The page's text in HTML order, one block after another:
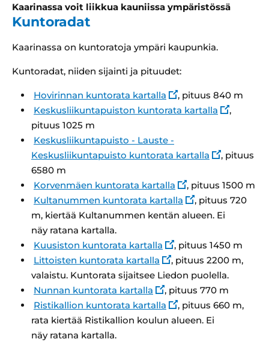
Kaarinassa voit liikkua kauniissa ympäristössä
Kuntoradat
Kaarinassa on kuntoratoja ympäri kaupunkia.
Kuntoradat, niiden sijainti ja pituudet:
Hovirinnan kuntorata kartalla
, pituus 840 m
Keskusliikuntapuiston kuntorata kartalla
,
pituus 1025 m
Keskusliikuntapuisto - Lauste -
Keskusliikuntapuisto kuntorata kartalla
, pituus
6580 m
Korvenmäen kuntorata kartalla
, pituus 1500 m
Kultanummen kuntorata kartalla
, pituus 720
m, kiertää Kultanummen kentän alueen. Ei
näy ratana kartalla.
Kuusiston kuntorata kartalla
, pituus 1450 m
Littoisten kuntorata kartalla
, pituus 2200 m,
valaistu. Kuntorata sijaitsee Liedon puolella.
Nunnan kuntorata kartalla
, pituus 770 m
Ristikallion kuntorata kartalla
, pituus 660 m,
rata kiertää Ristikallion koulun alueen. Ei
näy ratana kartalla.